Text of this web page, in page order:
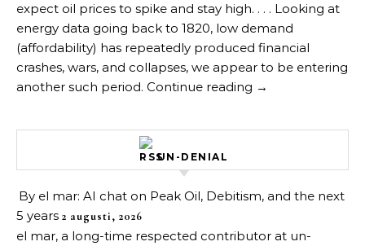
expect oil prices to spike and stay high. . . . Looking at
energy data going back to 1820, low demand
(affordability) has repeatedly produced financial
crashes, wars, and collapses, we appear to be entering
another such period. Continue reading →
UN-DENIAL
By el mar: AI chat on Peak Oil, Debitism, and the next
5 years 2 augusti, 2026
el mar, a long-time respected contributor at un-